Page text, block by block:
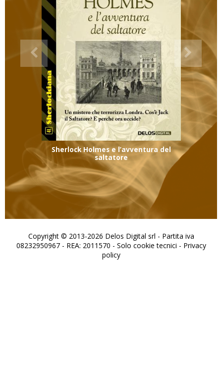
Sherlock Holmes e l’avventura del
saltatore
Copyright © 2013-2026 Delos Digital srl - Partita iva
08232950967 - REA: 2011570 - Solo cookie tecnici - Privacy
policy